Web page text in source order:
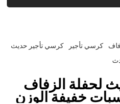
كرسي تأجير
كرسي تأجير حديث
لحفلة الزفاف
خفيفة الوزن